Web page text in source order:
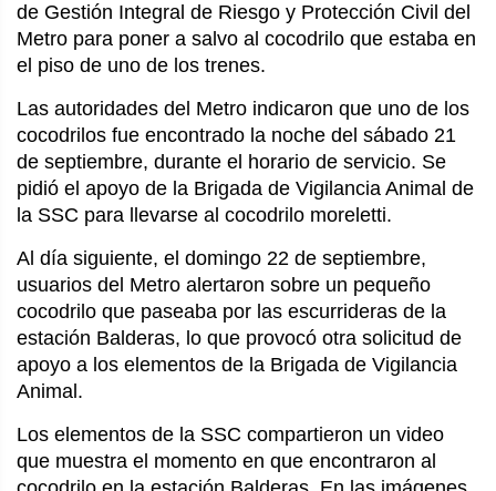
de Gestión Integral de Riesgo y Protección Civil del
Metro para poner a salvo al cocodrilo que estaba en
el piso de uno de los trenes.
Las autoridades del Metro indicaron que uno de los
cocodrilos fue encontrado la noche del sábado 21
de septiembre, durante el horario de servicio. Se
pidió el apoyo de la Brigada de Vigilancia Animal de
la SSC para llevarse al cocodrilo moreletti.
Al día siguiente, el domingo 22 de septiembre,
usuarios del Metro alertaron sobre un pequeño
cocodrilo que paseaba por las escurrideras de la
estación Balderas, lo que provocó otra solicitud de
apoyo a los elementos de la Brigada de Vigilancia
Animal.
Los elementos de la SSC compartieron un video
que muestra el momento en que encontraron al